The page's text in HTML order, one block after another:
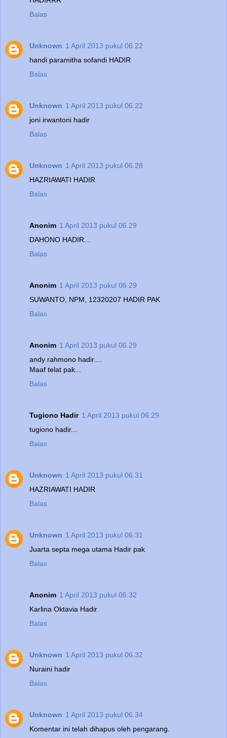
Balas
Unknown 1 April 2013 pukul 06.22
handi paramitha sofandi HADIR
Balas
Unknown 1 April 2013 pukul 06.22
joni irwantoni hadir
Balas
Unknown 1 April 2013 pukul 06.28
HAZRIAWATI HADIR
Balas
Anonim 1 April 2013 pukul 06.29
DAHONO HADIR...
Balas
Anonim 1 April 2013 pukul 06.29
SUWANTO, NPM, 12320207 HADIR PAK
Balas
Anonim 1 April 2013 pukul 06.29
andy rahmono hadir....
Maaf telat pak...
Balas
Tugiono Hadir 1 April 2013 pukul 06.29
tugiono hadir...
Balas
Unknown 1 April 2013 pukul 06.31
HAZRIAWATI HADIR
Balas
Unknown 1 April 2013 pukul 06.31
Juarta septa mega utama Hadir pak
Balas
Anonim 1 April 2013 pukul 06.32
Karlina Oktavia Hadir
Balas
Unknown 1 April 2013 pukul 06.32
Nuraini hadir
Balas
Unknown 1 April 2013 pukul 06.34
Komentar ini telah dihapus oleh pengarang.